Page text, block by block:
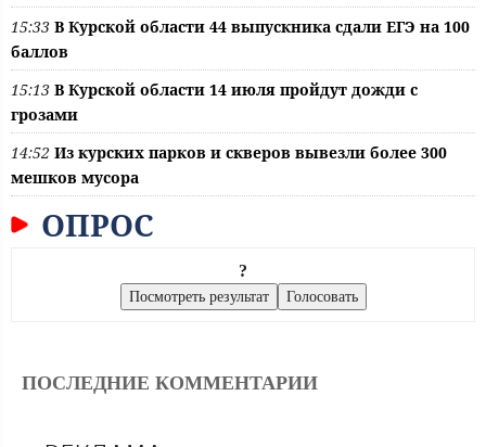
15:33 В Курской области 44 выпускника сдали ЕГЭ на 100
баллов
15:13 В Курской области 14 июля пройдут дожди с
грозами
14:52 Из курских парков и скверов вывезли более 300
мешков мусора
ОПРОС
?
ПОСЛЕДНИЕ КОММЕНТАРИИ